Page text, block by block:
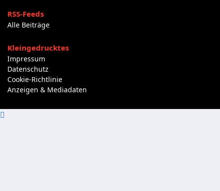
RSS-Feeds
Alle Beiträge
Kleingedrucktes
Impressum
Datenschutz
Cookie-Richtlinie
Anzeigen & Mediadaten